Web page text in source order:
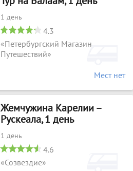
1 день
4.3
«Петербургский Магазин
Путешествий»
Мест нет
Жемчужина Карелии –
Рускеала, 1 день
1 день
4.6
«Созвездие»